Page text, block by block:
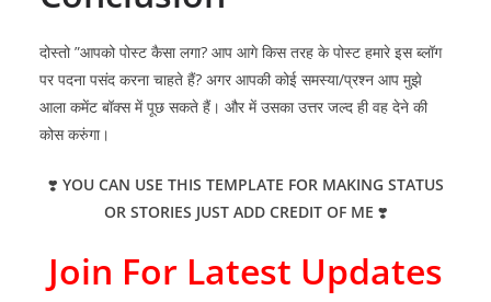
दोस्तो ”आपको पोस्ट कैसा लगा? आप आगे किस तरह के पोस्ट हमारे इस ब्लॉग
पर पदना पसंद करना चाहते हैं? अगर आपकी कोई समस्या/प्रश्न आप मुझे
आला कमेंट बॉक्स में पूछ सकते हैं। और में उसका उत्तर जल्द ही वह देने की
कोस करुंगा।
❣️ YOU CAN USE THIS TEMPLATE FOR MAKING STATUS
OR STORIES JUST ADD CREDIT OF ME ❣️
Join For Latest Updates